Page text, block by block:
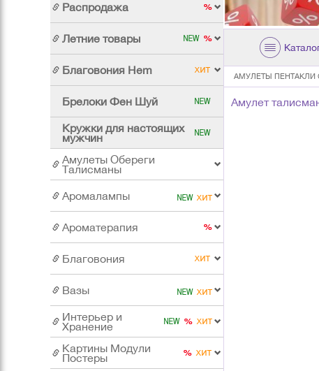
Распродажа
Летние товары
Благовония Hem
Брелоки Фен Шуй
Кружки для настоящих
мужчин
Амулеты Обереги
Талисманы
Аромалампы
Ароматерапия
Благовония
Вазы
Интерьер и
Хранение
Картины Модули
Постеры
АМУЛЕТЫ ПЕНТАКЛИ
Амулет